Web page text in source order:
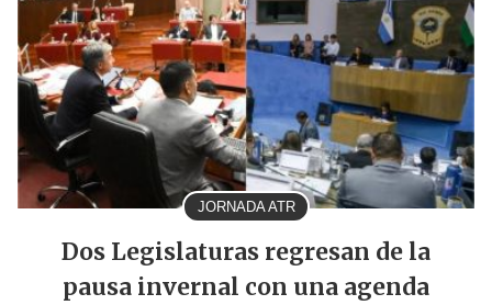
JORNADA ATR
Dos Legislaturas regresan de la
pausa invernal con una agenda